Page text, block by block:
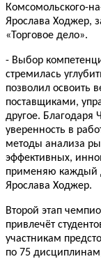
Комсомольского-
Ярослава Ходжер,
«Торговое дело».
- Выбор
стремилась
позволил освоить
поставщиками,
другое.
уверенность в
методы анализа
эффективных,
применяю каждый
Ярослава Ходжер.
Второй этап
привлечёт
участникам
по 75